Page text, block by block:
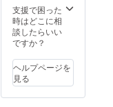
受け渡
しとい
たしま
す。 ※T
は２０
２４年
４月よ
り発送
ます。
福利厚
生の一
つとし
用くだ
さい。
クラウ
ドファ
３００
センチ
縦１５
０セン
方形の
看板で
す。 も
ちろん
支援で困った
時はどこに相
談したらいい
ですか？
ヘルプページを
見る